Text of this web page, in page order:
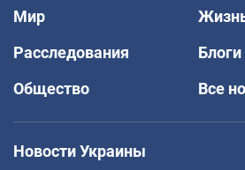
Мир
Расследования
Блоги
Общество
Все
Новости Украины